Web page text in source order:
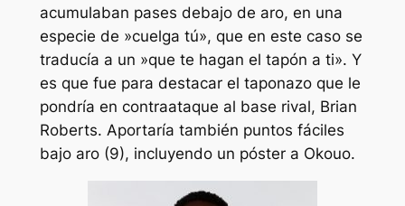
acumulaban pases debajo de aro, en una
especie de »cuelga tú», que en este caso se
traducía a un »que te hagan el tapón a ti». Y
es que fue para destacar el taponazo que le
pondría en contraataque al base rival, Brian
Roberts. Aportaría también puntos fáciles
bajo aro (9), incluyendo un póster a Okouo.